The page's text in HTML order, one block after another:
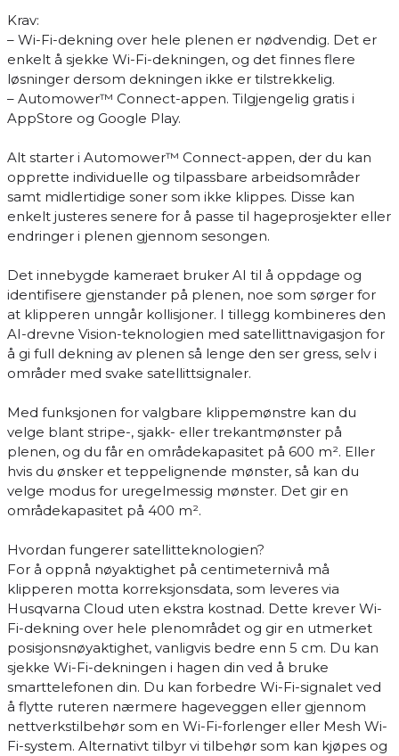
Krav:
– Wi-Fi-dekning over hele plenen er nødvendig. Det er
enkelt å sjekke Wi-Fi-dekningen, og det finnes flere
løsninger dersom dekningen ikke er tilstrekkelig.
– Automower™ Connect-appen. Tilgjengelig gratis i
AppStore og Google Play.
Alt starter i Automower™ Connect-appen, der du kan
opprette individuelle og tilpassbare arbeidsområder
samt midlertidige soner som ikke klippes. Disse kan
enkelt justeres senere for å passe til hageprosjekter eller
endringer i plenen gjennom sesongen.
Det innebygde kameraet bruker AI til å oppdage og
identifisere gjenstander på plenen, noe som sørger for
at klipperen unngår kollisjoner. I tillegg kombineres den
AI-drevne Vision-teknologien med satellittnavigasjon for
å gi full dekning av plenen så lenge den ser gress, selv i
områder med svake satellittsignaler.
Med funksjonen for valgbare klippemønstre kan du
velge blant stripe-, sjakk- eller trekantmønster på
plenen, og du får en områdekapasitet på 600 m². Eller
hvis du ønsker et teppelignende mønster, så kan du
velge modus for uregelmessig mønster. Det gir en
områdekapasitet på 400 m².
Hvordan fungerer satellitteknologien?
For å oppnå nøyaktighet på centimeternivå må
klipperen motta korreksjonsdata, som leveres via
Husqvarna Cloud uten ekstra kostnad. Dette krever Wi-
Fi-dekning over hele plenområdet og gir en utmerket
posisjonsnøyaktighet, vanligvis bedre enn 5 cm. Du kan
sjekke Wi-Fi-dekningen i hagen din ved å bruke
smarttelefonen din. Du kan forbedre Wi-Fi-signalet ved
å flytte ruteren nærmere hageveggen eller gjennom
nettverkstilbehør som en Wi-Fi-forlenger eller Mesh Wi-
Fi-system. Alternativt tilbyr vi tilbehør som kan kjøpes og